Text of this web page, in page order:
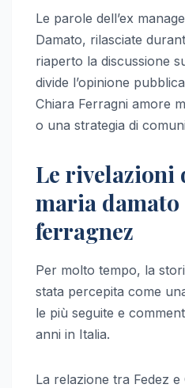
Le parole dell’ex
Damato, rilasciate
riaperto la discussione
divide l’opinione
Chiara Ferragni amore
o una strategia di
Le rivelazioni
maria
ferragnez
Per molto tempo, la
stata percepita come
le più seguite e
anni in Italia.
La relazione tra Fedez